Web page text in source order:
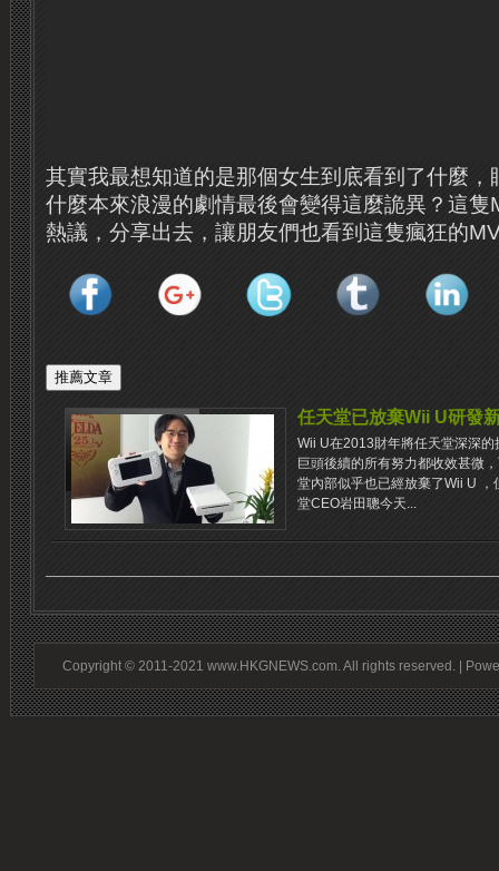
其實我最想知道的是那個女生到底看到了什麼，
什麼本來浪漫的劇情最後會變得這麼詭異？這
熱議，分享出去，讓朋友們也看到這隻瘋狂的
任天堂已放棄Wii U研發
Wii U在2013財年將任天堂深深
巨頭後續的所有努力都收效甚微
堂內部似乎也已經放棄了Wii U
堂CEO岩田聰今天...
Copyright © 2011-2021 www.HKGNEWS.com. All rights reserved. |